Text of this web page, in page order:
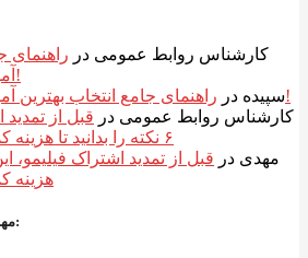
کارشناس روابط عمومی در راهنمای
آموزشگاه تیزهوشان!
سپیده در
راهنمای جامع انتخاب بهترین آموزشگاه تیزهوشان!
کارشناس روابط عمومی در قبل از تمدید
۶ نکته را بدانید تا هزینه کمتری پرداخت کنید
مهدی در
هزینه
مهم‌ترین موضوعات گیشه سینما: